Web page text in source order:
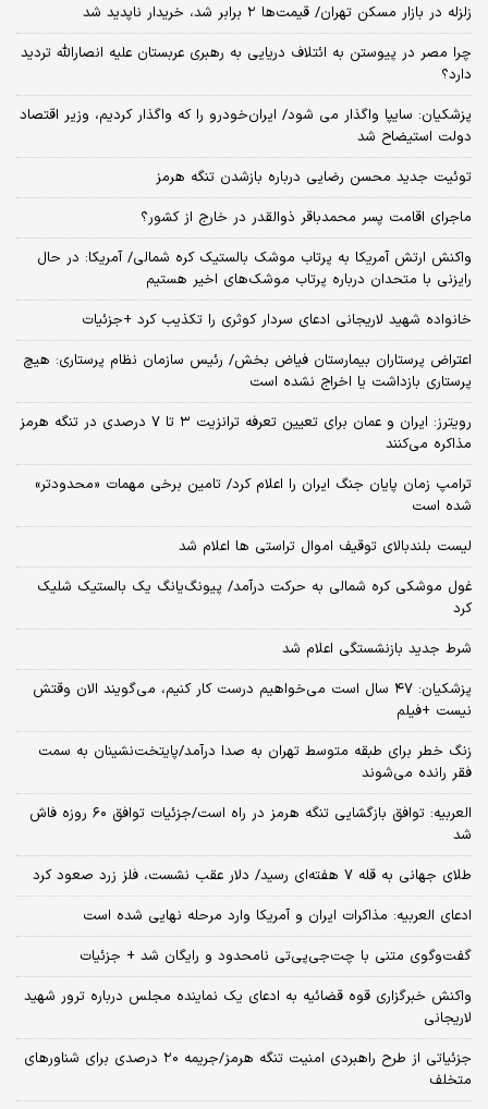
زلزله در بازار مسکن تهران/ قیمت‌ها ۲ برابر شد، خریدار ناپدید شد
چرا مصر در پیوستن به ائتلاف دریایی به رهبری عربستان علیه انصارالله تردید
دارد؟
پزشکیان: سایپا واگذار می شود/ ایران‌خودرو را که واگذار کردیم، وزیر اقتصاد
دولت استیضاح شد
توئیت جدید محسن رضایی درباره بازشدن تنگه هرمز
ماجرای اقامت پسر محمدباقر ذوالقدر در خارج از کشور؟
واکنش ارتش آمریکا به پرتاب موشک بالستیک کره شمالی/ آمریکا: در حال
رایزنی با متحدان درباره پرتاب موشک‌های اخیر هستیم
خانواده شهید لاریجانی ادعای سردار کوثری را تکذیب کرد +جزئیات
اعتراض پرستاران بیمارستان فیاض بخش/ رئیس سازمان نظام پرستاری: هیچ
پرستاری بازداشت یا اخراج نشده است
رویترز: ایران و عمان برای تعیین تعرفه ترانزیت ۳ تا ۷ درصدی در تنگه هرمز
مذاکره می‌کنند
ترامپ زمان پایان جنگ ایران را اعلام کرد/ تامین برخی مهمات «محدودتر»
شده است
لیست بلندبالای توقیف اموال تراستی ها اعلام شد
غول موشکی کره شمالی به حرکت درآمد/ پیونگ‌یانگ یک بالستیک شلیک
کرد
شرط جدید بازنشستگی اعلام شد
پزشکیان: ۴۷ سال است می‌خواهیم درست کار کنیم، می‌گویند الان وقتش
نیست +فیلم
زنگ خطر برای طبقه متوسط تهران به صدا درآمد/پایتخت‌نشینان به سمت
فقر رانده می‌شوند
العربیه: توافق بازگشایی تنگه هرمز در راه است/جزئیات توافق ۶۰ روزه فاش
شد
طلای جهانی به قله ۷ هفته‌ای رسید/ دلار عقب نشست، فلز زرد صعود کرد
ادعای العربیه: مذاکرات ایران و آمریکا وارد مرحله نهایی شده است
گفت‌وگوی متنی با چت‌جی‌پی‌تی نامحدود و رایگان شد + جزئیات
واکنش خبرگزاری قوه قضائیه به ادعای یک نماینده مجلس درباره ترور شهید
لاریجانی
جزئیاتی از طرح راهبردی امنیت تنگه هرمز/جریمه ۲۰ درصدی برای شناورهای
متخلف